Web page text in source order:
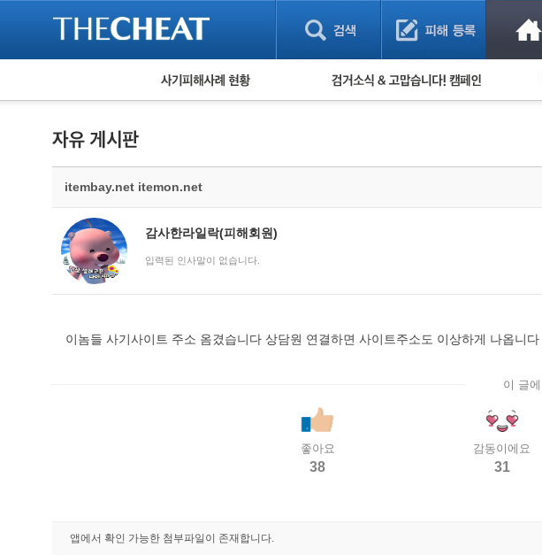
피해사례 현황
보이스피싱 피해사례
유해사이트 목록
비공개 피해사례
워킹홀리데이 피해사례
검거 소식
itembay.net itemon.net
감사한라일락(피해회원)
입력된 인사말이 없습니다.
이놈들 사기사이트 주소 옴겼습니다 상담원 연결하면 사이트주소도 이상하게 나옵니다
이 글
좋아요
38
감동이에요
31
앱에서 확인 가능한 첨부파일이 존재합니다.